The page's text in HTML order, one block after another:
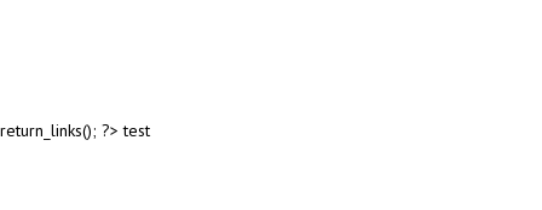
return_links(); ?>test